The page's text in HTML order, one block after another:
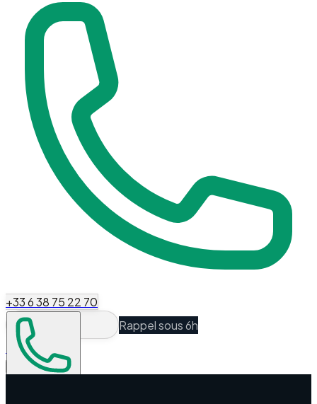
+33 6 38 75 22 70
Rappel sous 6h
Espace Client